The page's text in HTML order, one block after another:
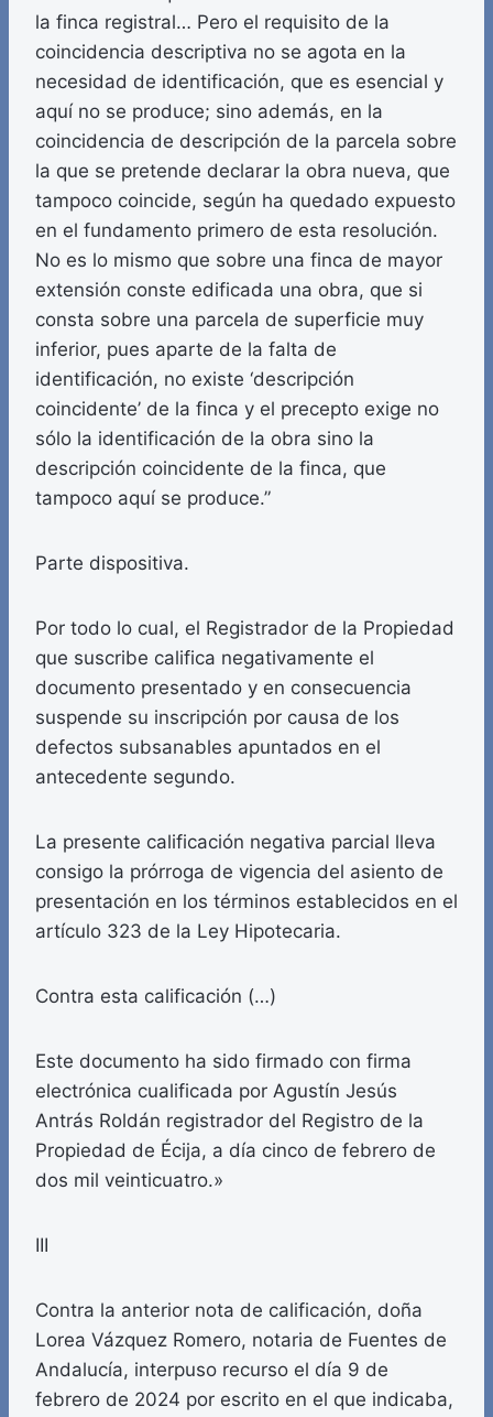
la finca registral… Pero el requisito de la
coincidencia descriptiva no se agota en la
necesidad de identificación, que es esencial y
aquí no se produce; sino además, en la
coincidencia de descripción de la parcela sobre
la que se pretende declarar la obra nueva, que
tampoco coincide, según ha quedado expuesto
en el fundamento primero de esta resolución.
No es lo mismo que sobre una finca de mayor
extensión conste edificada una obra, que si
consta sobre una parcela de superficie muy
inferior, pues aparte de la falta de
identificación, no existe ‘descripción
coincidente’ de la finca y el precepto exige no
sólo la identificación de la obra sino la
descripción coincidente de la finca, que
tampoco aquí se produce.”
Parte dispositiva.
Por todo lo cual, el Registrador de la Propiedad
que suscribe califica negativamente el
documento presentado y en consecuencia
suspende su inscripción por causa de los
defectos subsanables apuntados en el
antecedente segundo.
La presente calificación negativa parcial lleva
consigo la prórroga de vigencia del asiento de
presentación en los términos establecidos en el
artículo 323 de la Ley Hipotecaria.
Contra esta calificación (…)
Este documento ha sido firmado con firma
electrónica cualificada por Agustín Jesús
Antrás Roldán registrador del Registro de la
Propiedad de Écija, a día cinco de febrero de
dos mil veinticuatro.»
III
Contra la anterior nota de calificación, doña
Lorea Vázquez Romero, notaria de Fuentes de
Andalucía, interpuso recurso el día 9 de
febrero de 2024 por escrito en el que indicaba,